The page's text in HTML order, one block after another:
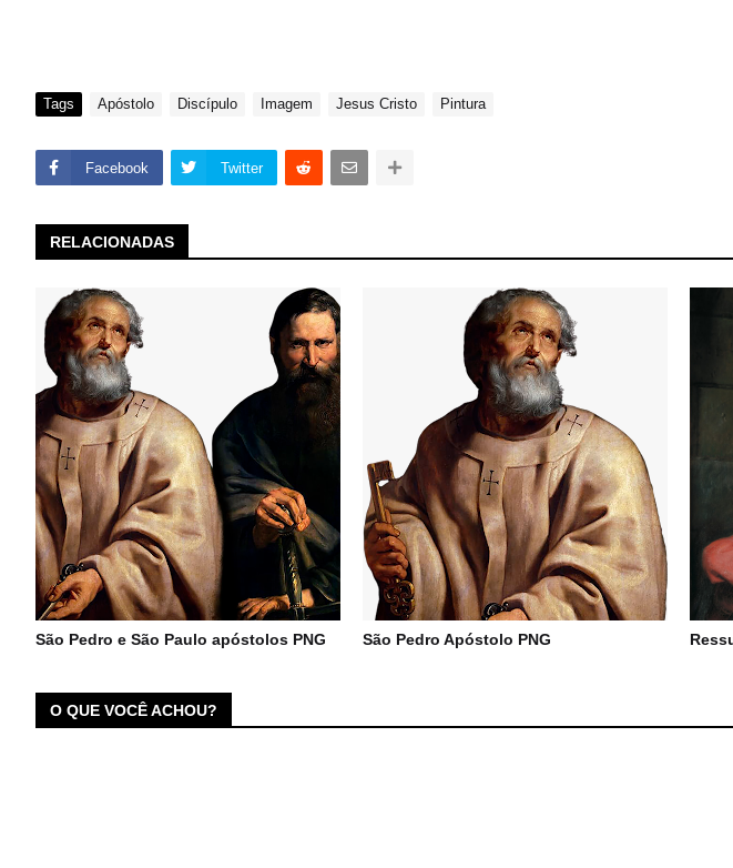
Tags Apóstolo Discípulo Imagem Jesus Cristo Pintura
Facebook Twitter
RELACIONADAS
São Pedro e São Paulo apóstolos PNG São Pedro Apóstolo PNG
O QUE VOCÊ ACHOU?